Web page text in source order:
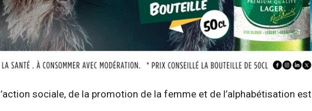
sociale, de la promotion de la femme et de l’alphabétisation est